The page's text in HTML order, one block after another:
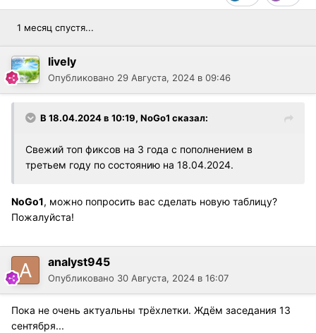
1 месяц спустя...
lively
Опубликовано 29 Августа, 2024 в 09:46
В 18.04.2024 в 10:19, NoGo1 сказал:
Свежий топ фиксов на 3 года с пополнением в
третьем году по состоянию на 18.04.2024.
NoGo1, можно попросить вас сделать новую таблицу?
Пожалуйста!
analyst945
Опубликовано 30 Августа, 2024 в 16:07
Пока не очень актуальны трёхлетки. Ждём заседания 13
сентября...